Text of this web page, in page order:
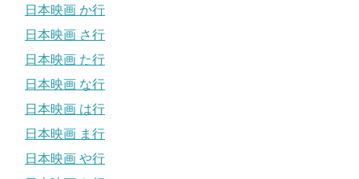
日本映画 か行
日本映画 さ行
日本映画 た行
日本映画 な行
日本映画 は行
日本映画 ま行
日本映画 や行